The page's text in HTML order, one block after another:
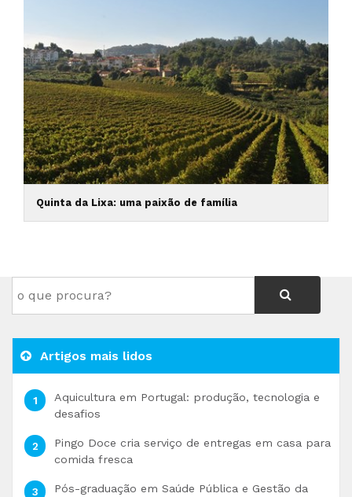
Quinta da Lixa: uma paixão de família
Artigos mais lidos
Aquicultura em Portugal: produção, tecnologia e
desafios
Pingo Doce cria serviço de entregas em casa para
comida fresca
Pós-graduação em Saúde Pública e Gestão da